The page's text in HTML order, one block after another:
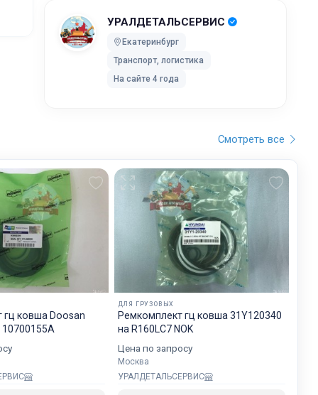
УРАЛДЕТАЛЬСЕРВИС
Екатеринбург
Транспорт, логистика
На сайте 4 года
Мы
на
Смотреть все
гц ковша Doosan
ДЛЯ ГРУЗОВЫХ
Ремкомплект гц ковша 31Y120340
на R160LC7 NOK
Цена по запросу
Москва
УРАЛДЕТАЛЬСЕРВИС